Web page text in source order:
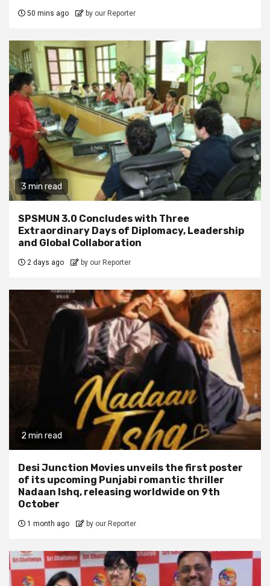
50 mins ago by our Reporter
3 min read
SPSMUN 3.0 Concludes with Three
Extraordinary Days of Diplomacy, Leadership
and Global Collaboration
2 days ago by our Reporter
2 min read
Desi Junction Movies unveils the first poster
of its upcoming Punjabi romantic thriller
Nadaan Ishq, releasing worldwide on 9th
October
1 month ago by our Reporter